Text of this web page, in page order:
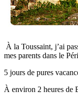
À la Toussaint, j’ai
mes parents dans le
5 jours de pures
À environ 2 heures de